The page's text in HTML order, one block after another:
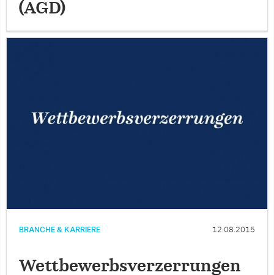
(AGD)
BRANCHE & KARRIERE 12.08.2015
Wettbewerbsverzerrungen